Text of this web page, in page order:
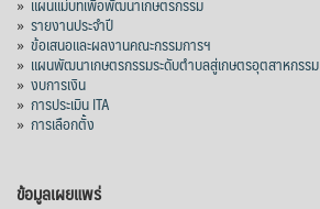
» รายงานประจำปี
» ข้อเสนอและผลงานคณะกรรมการฯ
» แผนพัฒนาเกษตรกรรมระดับตำบลสู่เกษตรอุตสาหกรรม
» งบการเงิน
» การประเมิน ITA
» การเลือกตั้ง
ข้อมูลเผยแพร่